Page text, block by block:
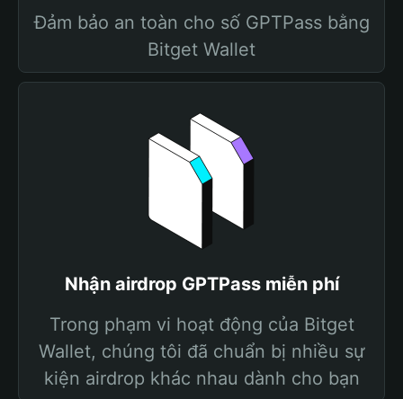
Đảm bảo an toàn cho số GPTPass bằng
Bitget Wallet
Nhận airdrop GPTPass miễn phí
Trong phạm vi hoạt động của Bitget
Wallet, chúng tôi đã chuẩn bị nhiều sự
kiện airdrop khác nhau dành cho bạn